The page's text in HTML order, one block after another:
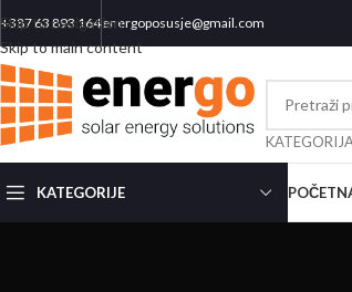
Skip to navigation
Skip to main content
+387 63 893 164energoposusje@gmail.com
KATEGORIJE